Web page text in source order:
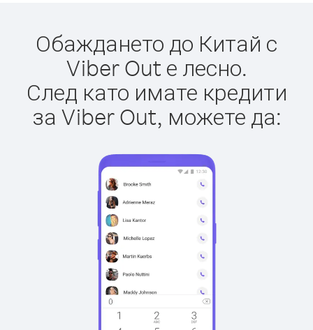
Обаждането до Китай с
Viber Out е лесно.
След като имате кредити
за Viber Out, можете да: